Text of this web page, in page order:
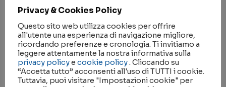
ASP DI CONSIP SPA AI SENSI DEGLI ARTT. 60 E
95 DEL DECRETO LEGISLATIVO N. 50/2016 E
S.M.I. PER L’AFFIDAMENTO DELLA FORNITURA
DI UN HIGH-PERFORMANCE SEC-SAXS HOME
LAB INSTRUMENTATION – CPV 38432000-2
NELL’AMBITO DEL PIANO NAZIONALE RIPRESA
E RESILIENZA (PNRR) MISSIONE 4
Privacy & Cookies Policy
Questo sito web utilizza cookies per offrire
all'utente una esperienza di navigazione migliore,
ricordando preferenze e cronologia. Ti invitiamo a
leggere attentamente la nostra informativa sulla
privacy policye cookie policy. Cliccando su
“Accetta tutto” acconsenti all'uso di TUTTI i cookie.
Tuttavia, puoi visitare "Impostazioni cookie" per